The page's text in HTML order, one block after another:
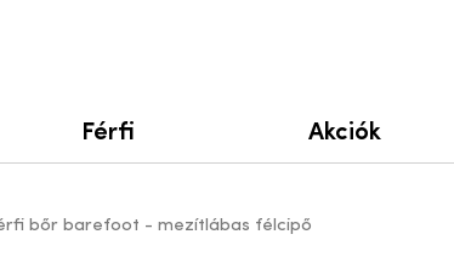
Férfi Akciók
bőr barefoot - mezítlábas félcipő